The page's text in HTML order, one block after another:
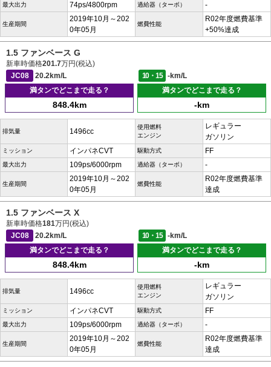
最大出力 74ps/4800rpm 過給器（ターボ） -
生産期間
2019年10月～202
0年05月
燃費性能
R02年度燃費基準
+50%達成
1.5 ファンベース G
新車時価格201.7万円(税込)
JC08
20.2km/L 10・15
-km/L
満タンでどこまで走る？
848.4km
満タンでどこまで走る？
-km
排気量 1496cc
使用燃料
エンジン
レギュラー
ガソリン
ミッション インパネCVT 駆動方式 FF
最大出力 109ps/6000rpm 過給器（ターボ） -
生産期間
2019年10月～202
0年05月
燃費性能
R02年度燃費基準
達成
1.5 ファンベース X
新車時価格181万円(税込)
JC08
20.2km/L 10・15
-km/L
満タンでどこまで走る？
848.4km
満タンでどこまで走る？
-km
排気量 1496cc
使用燃料
エンジン
レギュラー
ガソリン
ミッション インパネCVT 駆動方式 FF
最大出力 109ps/6000rpm 過給器（ターボ） -
生産期間
2019年10月～202
0年05月
燃費性能
R02年度燃費基準
達成